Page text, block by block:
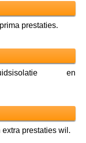
prestaties.
en
prestaties wil.